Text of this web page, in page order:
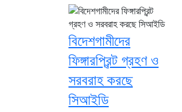
বিদেশগামীদের
ফিঙ্গারপ্রিন্ট গ্রহণ ও
সরবরাহ করছে
সিআইডি